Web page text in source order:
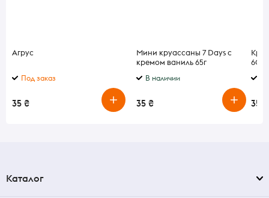
Агрус
Под заказ
35 ₴
Мини круассаны 7 Days с
кремом ваниль 65г
В наличии
35 ₴
60г
35 ₴
Каталог